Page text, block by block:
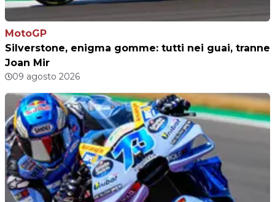
MotoGP
Silverstone, enigma gomme: tutti nei guai, tranne
Joan Mir
09 agosto 2026